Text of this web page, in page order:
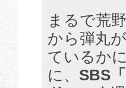
まるで荒
から弾丸
ているか
に、 SBS